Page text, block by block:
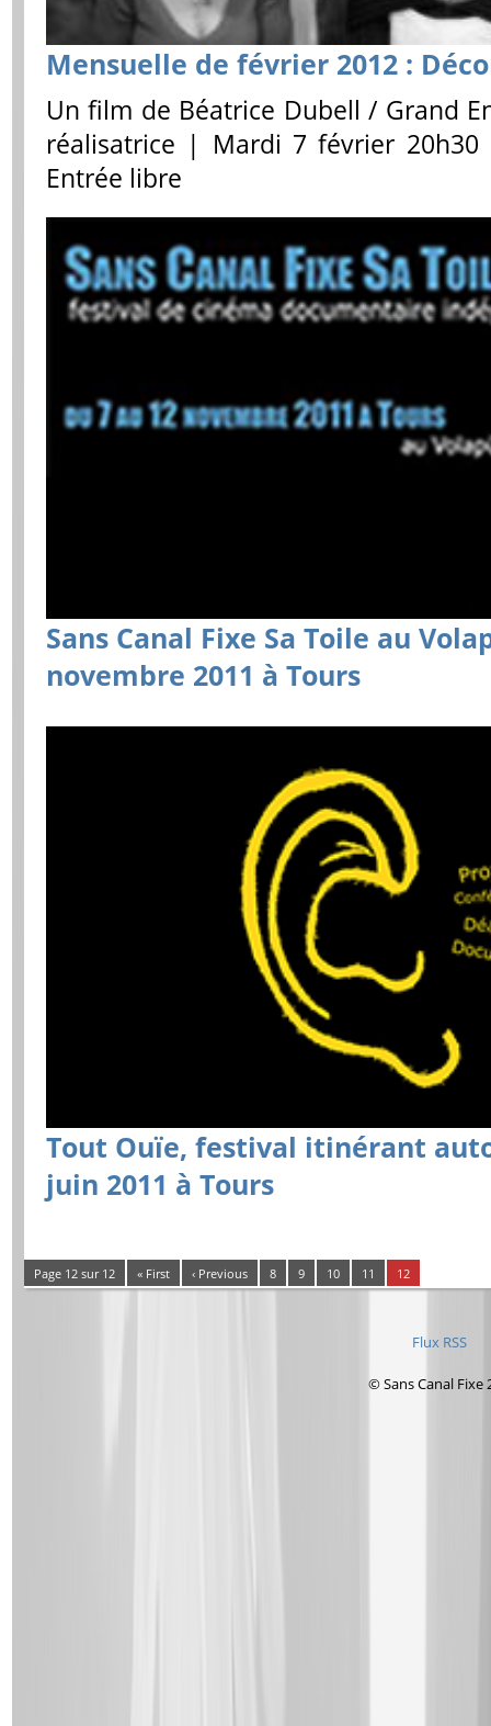
Mensuelle de février 2012 :
Un film de Béatrice Dubell / Grand
réalisatrice | Mardi 7 février
Entrée libre
Sans Canal Fixe Sa Toile au
novembre 2011 à Tours
Tout Ouïe, festival itinérant
juin 2011 à Tours
Page 12 sur 12 « First ‹ Previous 8 9 10 11 12
Flux RSS
© Sans Canal Fixe